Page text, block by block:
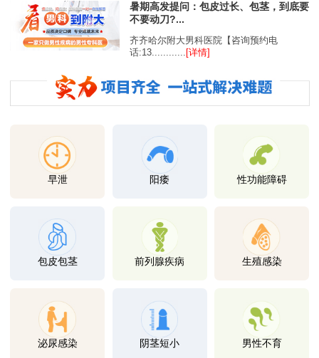
暑期高发提问：包皮过长、包茎，到底要
不要动刀?...
齐齐哈尔附大男科医院【咨询预约电
话:13............
[详情]
早泄 阳痿 性功能障碍
包皮包茎 前列腺疾病 生殖感染
泌尿感染 阴茎短小 男性不育